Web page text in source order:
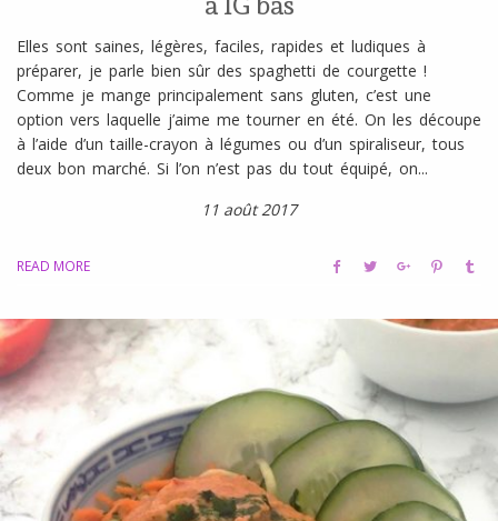
Elles sont saines, légères, faciles, rapides et ludiques à
préparer, je parle bien sûr des spaghetti de courgette !
Comme je mange principalement sans gluten, c’est une
option vers laquelle j’aime me tourner en été. On les découpe
à l’aide d’un taille-crayon à légumes ou d’un spiraliseur, tous
deux bon marché. Si l’on n’est pas du tout équipé, on...
11 août 2017
READ MORE